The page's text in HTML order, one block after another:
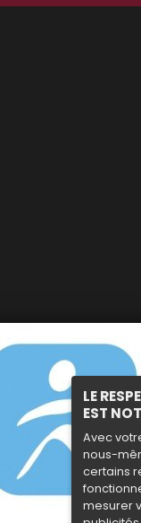
LE
EST
Avec
nous-
certains
mesurer